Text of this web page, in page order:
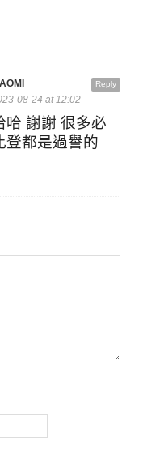
Reply
08-24 at 12:02
哈 謝謝 很多必
登都是過譽的